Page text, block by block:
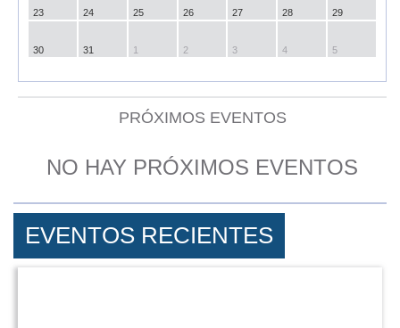
23 24 25 26 27 28 29
30 31 1 2 3 4 5
PRÓXIMOS EVENTOS
NO HAY PRÓXIMOS EVENTOS
EVENTOS RECIENTES